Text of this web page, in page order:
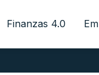
Finanzas 4.0